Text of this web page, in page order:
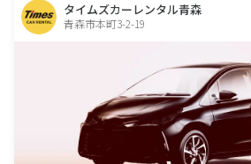
タイムズカーレンタル青森
青森市本町3-2-19